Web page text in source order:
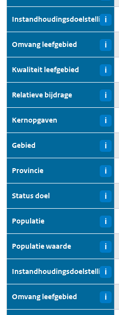
Instandhoudingsdoelstellingi
Omvang leefgebied i
Kwaliteit leefgebied i
Relatieve bijdrage i
Kernopgaven i
Gebied i
Provincie i
Status doel i
Populatie i
Populatie waarde i
Instandhoudingsdoelstellingi
Omvang leefgebied i